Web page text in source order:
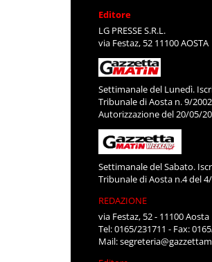
Editore
LG PRESSE S.R.L.
via Festaz, 52 11100 AOSTA
Settimanale del Lunedì.
Tribunale di Aosta n. 9/2002
Autorizzazione del 20/05/
Settimanale del Sabato.
Tribunale di Aosta n.4 del
REDAZIONE
via Festaz, 52 - 11100 Aosta
Tel: 0165/231711 - Fax:
Mail: